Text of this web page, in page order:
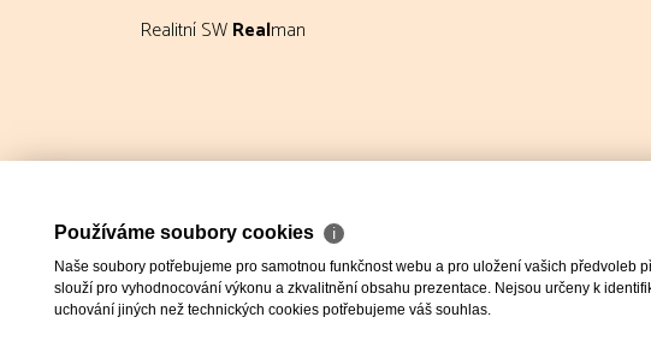
Realitní SWRealman
Používáme soubory cookies ℹ
Naše soubory potřebujeme pro samotnou funkčnost webu a pro uložení vašich předvoleb
slouží pro vyhodnocování výkonu a zkvalitnění obsahu prezentace. Nejsou určeny k
uchování jiných než technických cookies potřebujeme váš souhlas.